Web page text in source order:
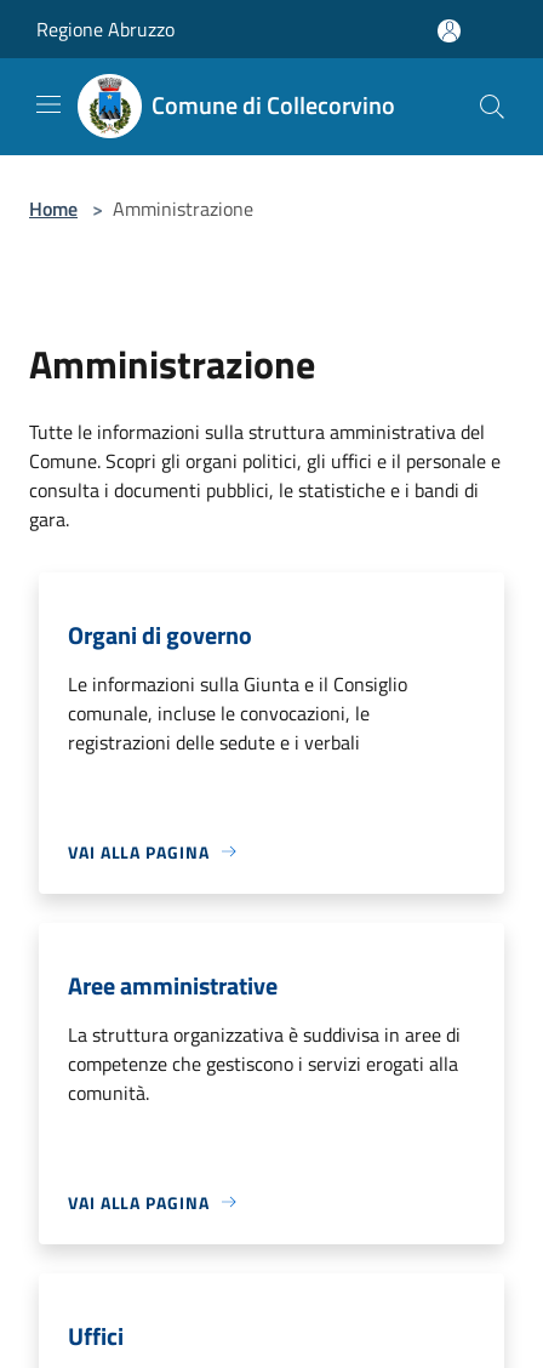
Regione Abruzzo
Comune di Collecorvino
Home > Amministrazione
Amministrazione
Tutte le informazioni sulla struttura amministrativa del
Comune. Scopri gli organi politici, gli uffici e il personale e
consulta i documenti pubblici, le statistiche e i bandi di
gara.
Organi di governo
Le informazioni sulla Giunta e il Consiglio
comunale, incluse le convocazioni, le
registrazioni delle sedute e i verbali
VAI ALLA PAGINA
Aree amministrative
La struttura organizzativa è suddivisa in aree di
competenze che gestiscono i servizi erogati alla
comunità.
VAI ALLA PAGINA
Uffici